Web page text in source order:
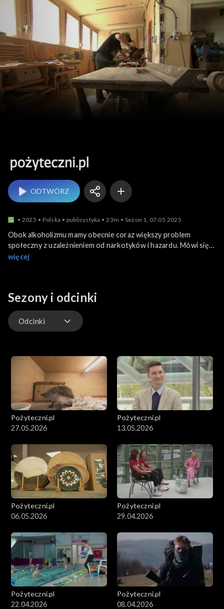
Pożyteczni.pl
ODTWÓRZ
2025 Polska publicystyka 23m Sezon 1, 07.05.2025
Obok alkoholizmu mamy obecnie coraz większy problem
społeczny z uzależnieniem od narkotyków i hazardu. Mówi się
nawet o uzależnieniu krzyżowym: alkoholizmie, hazardzie i
"Maraton".
więcej
Sezony i odcinki
Odcinki
Pożyteczni.pl
27.05.2026
Pożyteczni.pl
13.05.2026
Pożyteczni.pl
06.05.2026
Pożyteczni.pl
29.04.2026
Pożyteczni.pl
22.04.2026
Pożyteczni.pl
08.04.2026